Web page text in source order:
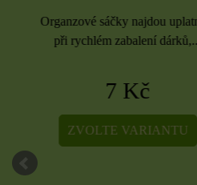
Organzové sáčky najdou uplatnění
při rychlém zabalení dárků,...
7 Kč
ZVOLTE VARIANTU